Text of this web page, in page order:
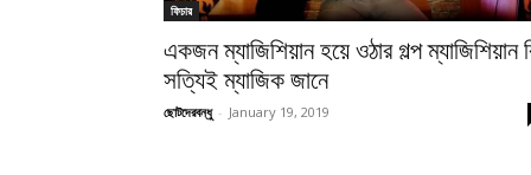
ফিচার
একজন ম্যাজিশিয়ান হয়ে ওঠার গল্প ম্যাজিশিয়ান
সত্যিই ম্যাজিক জানে
ছোটদেরবন্ধু - January 19, 2019